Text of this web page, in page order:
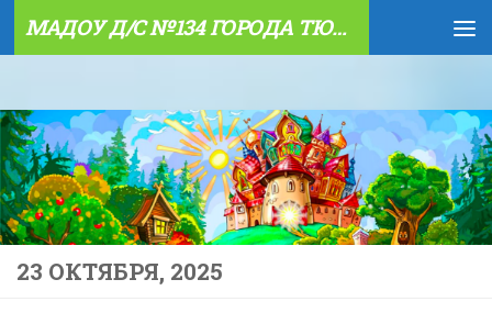
Skip to content МАДОУ Д/С №134 ГОРОДА ТЮМЕНИ
23 ОКТЯБРЯ, 2025